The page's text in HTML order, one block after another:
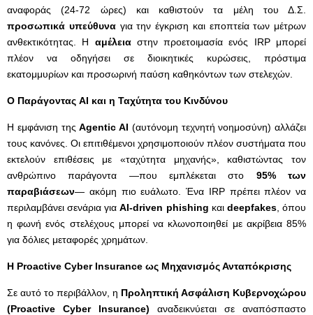
αναφοράς (24-72 ώρες) και καθιστούν τα μέλη του Δ.Σ.
προσωπικά υπεύθυναγια την έγκριση και εποπτεία των μέτρων
ανθεκτικότητας. Η αμέλειαστην προετοιμασία ενός IRP μπορεί
πλέον να οδηγήσει σε διοικητικές κυρώσεις, πρόστιμα
εκατομμυρίων και προσωρινή παύση καθηκόντων των στελεχών.
Ο Παράγοντας AI και η Ταχύτητα του Κινδύνου
Η εμφάνιση τηςAgentic AI (αυτόνομη τεχνητή νοημοσύνη) αλλάζει
τους κανόνες. Οι επιτιθέμενοι χρησιμοποιούν πλέον συστήματα που
εκτελούν επιθέσεις με «ταχύτητα μηχανής», καθιστώντας τον
ανθρώπινο παράγοντα —που εμπλέκεται στο 95% των
παραβιάσεων— ακόμη πιο ευάλωτο. Ένα IRP πρέπει πλέον να
περιλαμβάνει σενάρια γιαAI-driven phishing και deepfakes, όπου
η φωνή ενός στελέχους μπορεί να κλωνοποιηθεί με ακρίβεια 85%
για δόλιες μεταφορές χρημάτων.
Η Proactive CyberInsurance ως Μηχανισμός Ανταπόκρισης
Σε αυτό το περιβάλλον, η Προληπτική Ασφάλιση Κυβερνοχώρου
(Proactive CyberInsurance) αναδεικνύεται σε αναπόσπαστο